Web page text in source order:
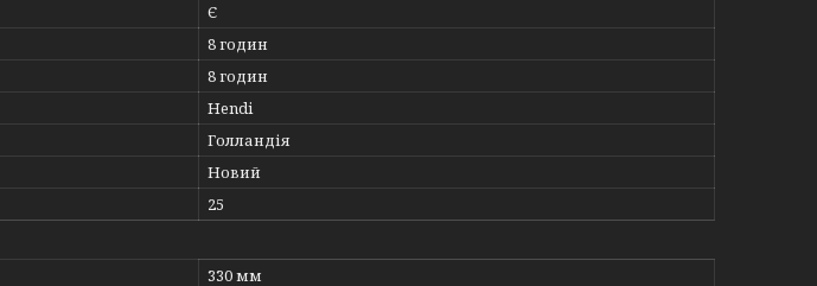
Є
8 годин
8 годин
Hendi
Голландія
Новий
25
330 мм